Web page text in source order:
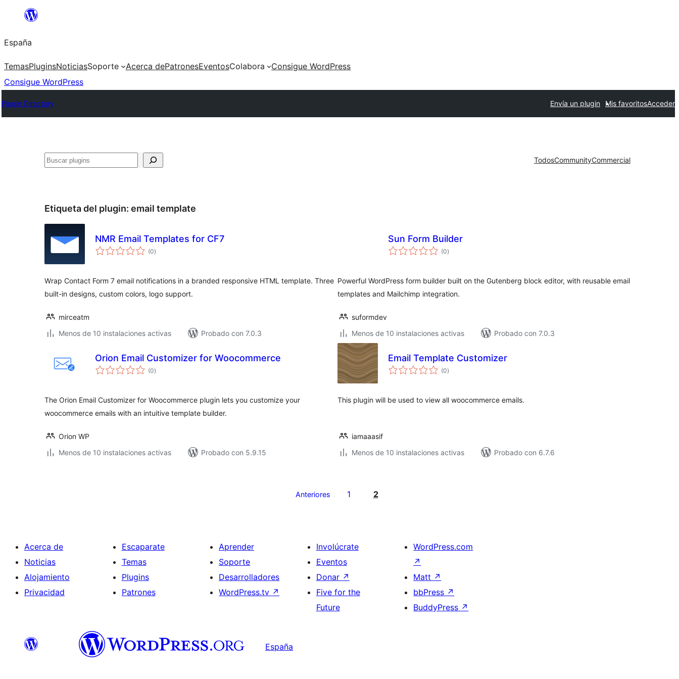
Saltar
contenido
España
TemasPluginsNoticiasSoporte Acerca dePatronesEventosColabora
Consigue WordPress
Consigue WordPress
Plugin Directory Envía un plugin Mis favoritosAcceder
Buscar TodosCommunityCommercial
Etiqueta del plugin: email template
NMR Email Templates for CF7
(0valoraciones
en
)
Wrap Contact Form 7 email notifications in a branded responsive HTML template. Three
built-in designs, custom colors, logo support.
mirceatm
Menos de 10 instalaciones activas
Probado con 7.0.3
Sun Form Builder
(0valoraciones
en
)
Powerful WordPress form builder built on the Gutenberg block editor, with reusable email
templates and Mailchimp integration.
suformdev
Menos de 10 instalaciones activas
Probado con 7.0.3
Orion Email Customizer for Woocommerce
(0valoraciones
en
)
The Orion Email Customizer for Woocommerce plugin lets you customize your
woocommerce emails with an intuitive template builder.
Orion WP
Menos de 10 instalaciones activas
Probado con 5.9.15
Email Template Customizer
(0valoraciones
en
)
This plugin will be used to view all woocommerce emails.
iamaaasif
Menos de 10 instalaciones activas
Probado con 6.7.6
Anteriores 1 2
Acerca de
Noticias
Alojamiento
Privacidad
Escaparate
Temas
Plugins
Patrones
Aprender
Soporte
Desarrolladores
WordPress.tv ↗
Involúcrate
Eventos
Donar ↗
Five for the
Future
WordPress.com
↗
Matt ↗
bbPress ↗
BuddyPress ↗
España